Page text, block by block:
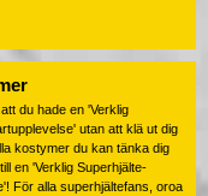
du hade en 'Verklig
utan att klä ut dig
kostymer du kan tänka dig
en 'Verklig Superhjälte-
För alla superhjältefans, oroa